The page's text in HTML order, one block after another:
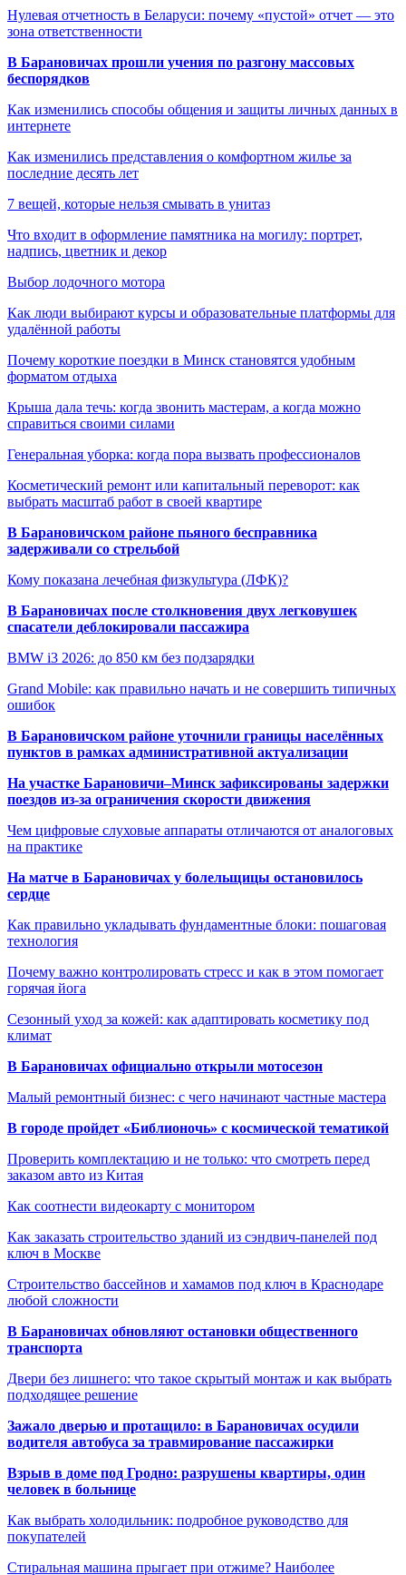
Нулевая отчетность в Беларуси: почему «пустой» отчет — это
зона ответственности
В Барановичах прошли учения по разгону массовых
беспорядков
Как изменились способы общения и защиты личных данных в
интернете
Как изменились представления о комфортном жилье за
последние десять лет
7 вещей, которые нельзя смывать в унитаз
Что входит в оформление памятника на могилу: портрет,
надпись, цветник и декор
Выбор лодочного мотора
Как люди выбирают курсы и образовательные платформы для
удалённой работы
Почему короткие поездки в Минск становятся удобным
форматом отдыха
Крыша дала течь: когда звонить мастерам, а когда можно
справиться своими силами
Генеральная уборка: когда пора вызвать профессионалов
Косметический ремонт или капитальный переворот: как
выбрать масштаб работ в своей квартире
В Барановичском районе пьяного бесправника
задерживали со стрельбой
Кому показана лечебная физкультура (ЛФК)?
В Барановичах после столкновения двух легковушек
спасатели деблокировали пассажира
BMW i3 2026: до 850 км без подзарядки
Grand Mobile: как правильно начать и не совершить типичных
ошибок
В Барановичском районе уточнили границы населённых
пунктов в рамках административной актуализации
На участке Барановичи–Минск зафиксированы задержки
поездов из-за ограничения скорости движения
Чем цифровые слуховые аппараты отличаются от аналоговых
на практике
На матче в Барановичах у болельщицы остановилось
сердце
Как правильно укладывать фундаментные блоки: пошаговая
технология
Почему важно контролировать стресс и как в этом помогает
горячая йога
Сезонный уход за кожей: как адаптировать косметику под
климат
В Барановичах официально открыли мотосезон
Малый ремонтный бизнес: с чего начинают частные мастера
В городе пройдет «Библионочь» с космической тематикой
Проверить комплектацию и не только: что смотреть перед
заказом авто из Китая
Как соотнести видеокарту с монитором
Как заказать строительство зданий из сэндвич-панелей под
ключ в Москве
Строительство бассейнов и хамамов под ключ в Краснодаре
любой сложности
В Барановичах обновляют остановки общественного
транспорта
Двери без лишнего: что такое скрытый монтаж и как выбрать
подходящее решение
Зажало дверью и протащило: в Барановичах осудили
водителя автобуса за травмирование пассажирки
Взрыв в доме под Гродно: разрушены квартиры, один
человек в больнице
Как выбрать холодильник: подробное руководство для
покупателей
Стиральная машина прыгает при отжиме? Наиболее